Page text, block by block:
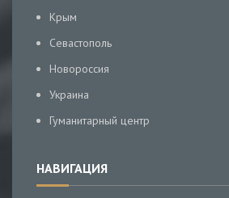
Крым
Севастополь
Новороссия
Украина
Гуманитарный центр
НАВИГАЦИЯ